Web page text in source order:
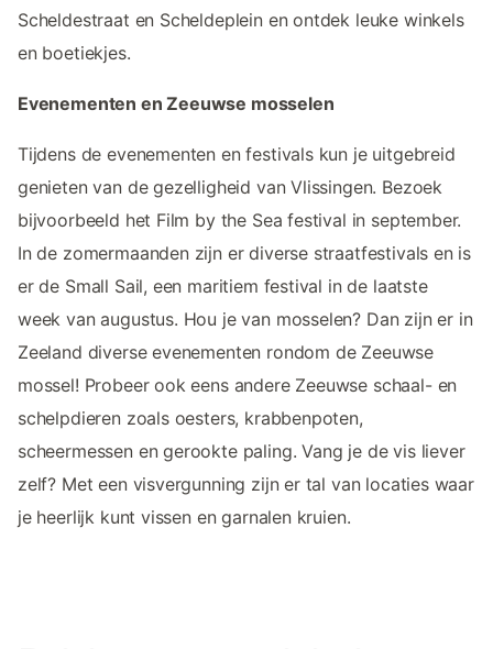
Scheldestraat en Scheldeplein en ontdek leuke winkels
en boetiekjes.
Evenementen en Zeeuwse mosselen
Tijdens de evenementen en festivals kun je uitgebreid
genieten van de gezelligheid van Vlissingen. Bezoek
bijvoorbeeld het Film by the Sea festival in september.
In de zomermaanden zijn er diverse straatfestivals en is
er de Small Sail, een maritiem festival in de laatste
week van augustus. Hou je van mosselen? Dan zijn er in
Zeeland diverse evenementen rondom de Zeeuwse
mossel! Probeer ook eens andere Zeeuwse schaal- en
schelpdieren zoals oesters, krabbenpoten,
scheermessen en gerookte paling. Vang je de vis liever
zelf? Met een visvergunning zijn er tal van locaties waar
je heerlijk kunt vissen en garnalen kruien.